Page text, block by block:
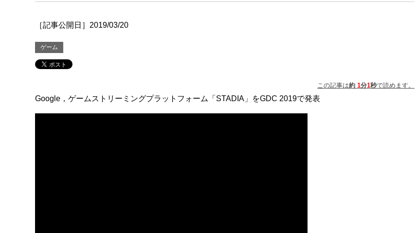
［記事公開日］2019/03/20
ゲーム
この記事は約 1分1秒で読めます。
Google，ゲームストリーミングプラットフォーム「STADIA」をGDC 2019で発表